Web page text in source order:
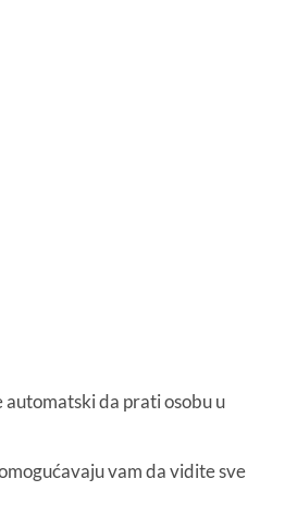
automatski da prati osobu u
vam da vidite sve